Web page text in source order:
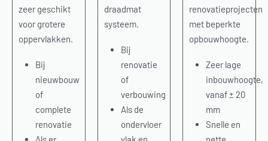
zeer geschikt
voor grotere
oppervlakken.
Bij
nieuwbouw
of
complete
renovatie
draadmat
systeem.
Bij
renovatie
of
verbouwing
Als de
ondervloer
renovatieprojecten
met beperkte
opbouwhoogte.
Zeer lage
inbouwhoogte,
vanaf ± 20
mm
Snelle en